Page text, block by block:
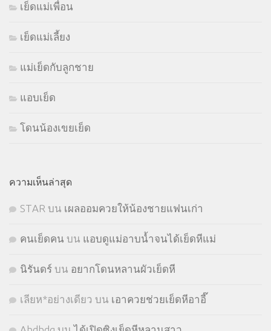
เย็ดแม่เพื่อน
เย็ดแม่เลี้ยง
แม่เย็ดกับลูกชาย
แอบเย็ด
โดนน้องเขยเย็ด
ความเห็นล่าสุด
STㅤAR บน เผลออมควยให้น้องชายแฟนเก่า
คนเย็ดคน บน แอบดูแม่อาบน้ำจนได้เย็ดหีแม่
นิรันดร์ บน อยากโดนหลานผัวเย็ดหี
เลียห*อย่างเดียว บน เอาควยช่วยเย็ดหีอาอี๊